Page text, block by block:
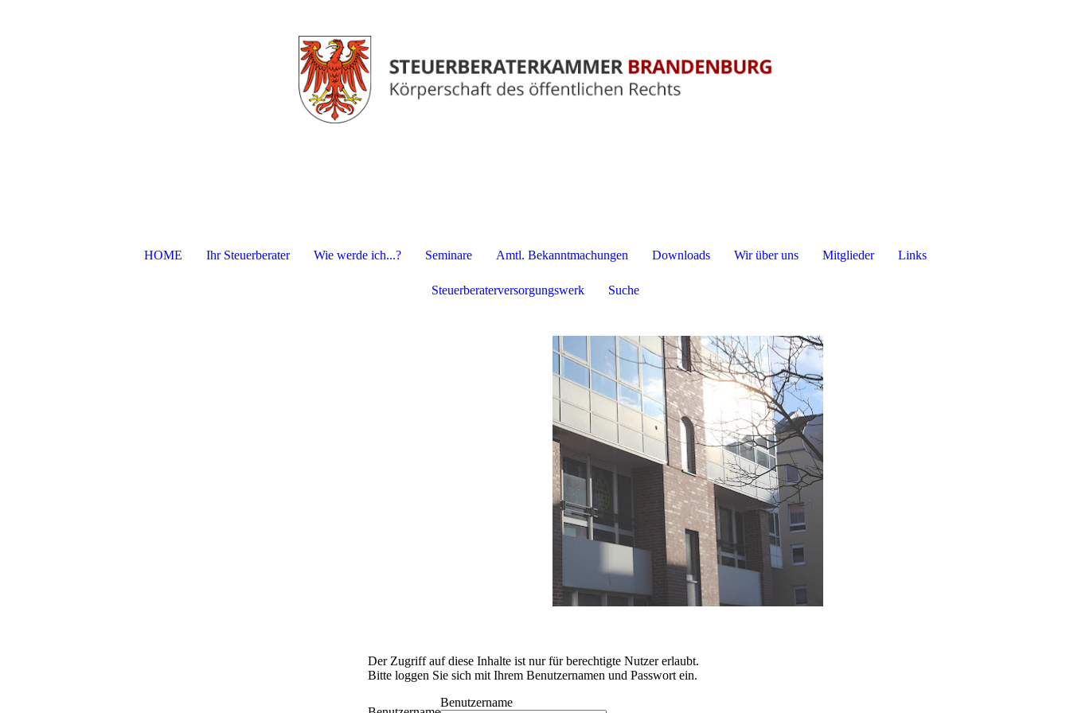
HOME Ihr Steuerberater Wie werde ich...? Seminare Amtl. Bekanntmachungen Downloads Wir über uns Mitglieder Links
Steuerberaterversorgungswerk Suche
Der Zugriff auf diese Inhalte ist nur für berechtigte Nutzer erlaubt.
Bitte loggen Sie sich mit Ihrem Benutzernamen und Passwort ein.
Benutzername